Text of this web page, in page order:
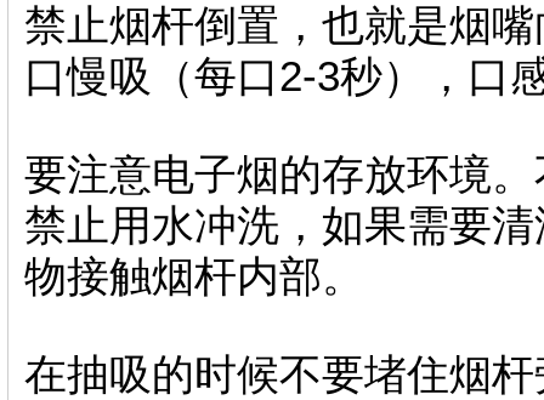
禁止烟杆倒置，也就是烟
口慢吸（每口2-3秒），口
要注意电子烟的存放环境
禁止用水冲洗，如果需要
物接触烟杆内部。
在抽吸的时候不要堵住烟